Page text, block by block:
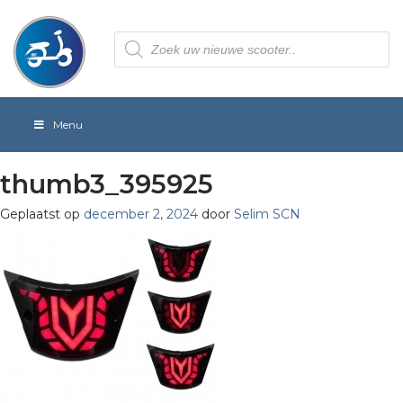
Producten
zoeken
Menu
thumb3_395925
Geplaatst op december 2, 2024 door Selim SCN